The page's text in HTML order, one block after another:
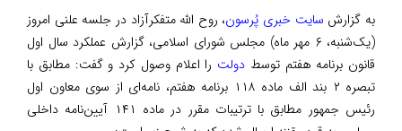
به گزارش سایت خبری پُرسون، روح الله متفکرآزاد در جلسه علنی امروز
(یک‌شنبه، ۶ مهر ماه) مجلس شورای اسلامی، گزارش عملکرد سال اول
قانون برنامه هفتم توسط دولت را اعلام وصول کرد و گفت: مطابق با
تبصره ۲ بند الف ماده ۱۱۸ برنامه هفتم، نامه‌ای از سوی معاون اول
رئیس جمهور مطابق با ترتیبات مقرر در ماده ۱۴۱ آیین‌نامه داخلی